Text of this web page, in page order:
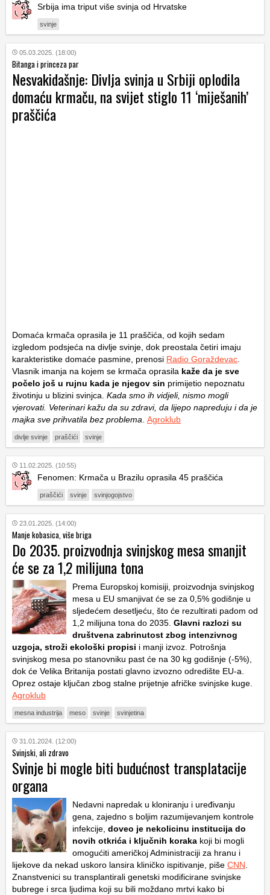
Srbija ima triput više svinja od Hrvatske
svinje
05.03.2025. (18:00)
Bitanga i princeza par
Nesvakidašnje: Divlja svinja u Srbiji oplodila
domaću krmaču, na svijet stiglo 11 ‘miješanih’
praščića
Domaća krmača oprasila je 11 praščića, od kojih sedam
izgledom podsjeća na divlje svinje, dok preostala četiri imaju
karakteristike domaće pasmine, prenosi Radio Goraždevac
Vlasnik imanja na kojem se krmača oprasila kaže da je sve
počelo još u rujnu kada je njegov sin primijetio nepoznatu
životinju u blizini svinjca. Kada smo ih vidjeli, nismo mogli
vjerovati. Veterinari kažu da su zdravi, da lijepo napreduju i da je
majka sve prihvatila bez problema Agroklub
divlje svinje praščići svinje
11.02.2025. (10:55)
Fenomen: Krmača u Brazilu oprasila 45 praščića
praščići svinje svinjogojstvo
23.01.2025. (14:00)
Manje kobasica, više briga
Do 2035. proizvodnja svinjskog mesa smanjit
će se za 1,2 milijuna tona
Prema Europskoj komisiji, proizvodnja svinjskog
mesa u EU smanjivat će se za 0,5% godišnje u
sljedećem desetljeću, što će rezultirati padom od
1,2 milijuna tona do 2035. Glavni razlozi su
društvena zabrinutost zbog intenzivnog
uzgoja, stroži ekološki propisi i manji izvoz. Potrošnja
svinjskog mesa po stanovniku past će na 30 kg godišnje (-5%),
dok će Velika Britanija postati glavno izvozno odredište EU-a.
Oprez ostaje ključan zbog stalne prijetnje afričke svinjske kuge.
Agroklub
mesna industrija meso svinje svinjetina
31.01.2024. (12:00)
Svinjski, ali zdravo
Svinje bi mogle biti budućnost transplatacije
organa
Nedavni napredak u kloniranju i uređivanju
gena, zajedno s boljim razumijevanjem kontrole
infekcije, doveo je nekolicinu institucija do
novih otkrića i ključnih koraka koji bi mogli
omogućiti američkoj Administraciji za hranu i
lijekove da nekad uskoro lansira kliničko ispitivanje, piše CNN
Znanstvenici su transplantirali genetski modificirane svinjske
bubrege i srca ljudima koji su bili moždano mrtvi kako bi